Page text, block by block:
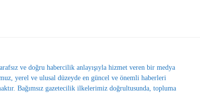
ve doğru habercilik anlayışıyla hizmet veren bir medya
yerel ve ulusal düzeyde en güncel ve önemli haberleri
Bağımsız gazetecilik ilkelerimiz doğrultusunda, topluma